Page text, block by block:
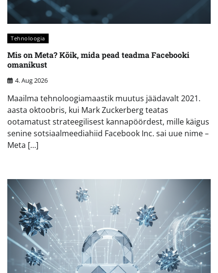
Tehnoloogia
Mis on Meta? Kõik, mida pead teadma Facebooki
omanikust
4. Aug 2026
Maailma tehnoloogiamaastik muutus jäädavalt 2021.
aasta oktoobris, kui Mark Zuckerberg teatas
ootamatust strateegilisest kannapöördest, mille käigus
senine sotsiaalmeediahiid Facebook Inc. sai uue nime –
Meta […]